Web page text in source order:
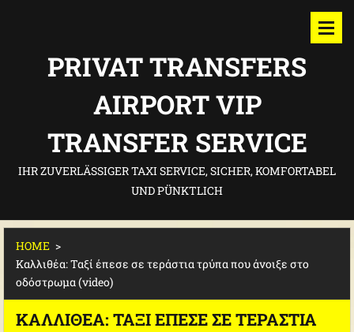
PRIVAT TRANSFERS
AIRPORT VIP
TRANSFER SERVICE
IHR ZUVERLÄSSIGER TAXI SERVICE, SICHER, KOMFORTABEL
UND PÜNKTLICH
HOME >
Καλλιθέα: Ταξί έπεσε σε τεράστια τρύπα που άνοιξε στο
οδόστρωμα (video)
ΚΑΛΛΙΘΈΑ: ΤΑΞΊ ΈΠΕΣΕ ΣΕ ΤΕΡΆΣΤΙΑ